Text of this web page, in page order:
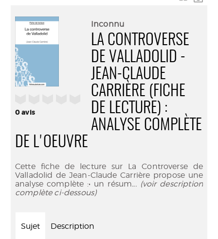
0avis
Inconnu
LA CONTROVERSE
DE VALLADOLID -
JEAN-CLAUDE
CARRIÈRE (FICHE
DE LECTURE) :
ANALYSE COMPLÈTE
DE L'OEUVRE
Cette fiche de lecture sur La Controverse de
Valladolid de Jean-Claude Carrière propose une
analyse complète :• un résum... (voir description
complète ci-dessous)
Sujet Description